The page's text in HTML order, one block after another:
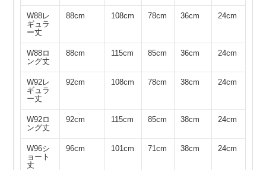
W88レ
ギュラ
ー丈
88cm 108cm 78cm 36cm 24cm
W88ロ
ング丈
88cm 115cm 85cm 36cm 24cm
W92レ
ギュラ
ー丈
92cm 108cm 78cm 38cm 24cm
W92ロ
ング丈
92cm 115cm 85cm 38cm 24cm
W96シ
ョート
丈
96cm 101cm 71cm 38cm 24cm